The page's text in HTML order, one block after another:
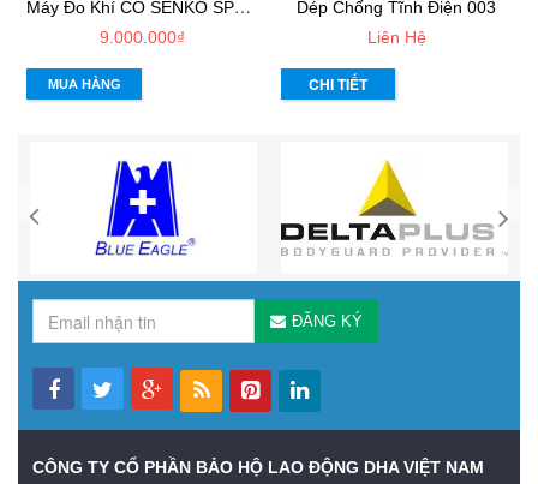
M
Áy Đo Khí CO SENKO SP2nd (CO)
9.000.000₫
MUA HÀNG
Dép Chống Tĩnh Điện 003
Liên Hệ
CHI TIẾT
ĐĂNG KÝ
CÔNG TY CỔ PHẦN BẢO HỘ LAO ĐỘNG DHA VIỆT NAM